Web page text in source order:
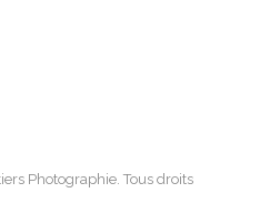
Photographie. Tous droits